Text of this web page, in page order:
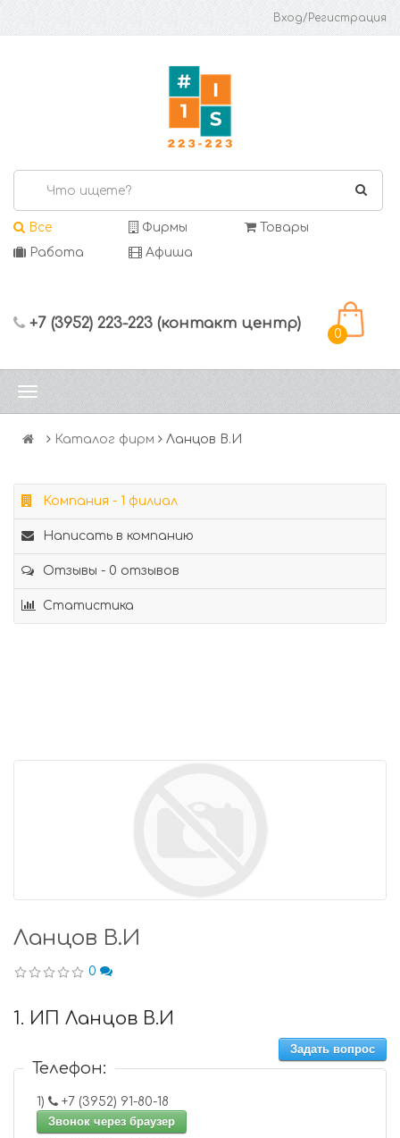
Вход/Регистрация
Все Фирмы
Товары
Работа
Афиша
+7 (3952) 223-223 (контакт центр)
0
Каталог фирм Ланцов В.И
Компания - 1 филиал
Написать в компанию
Отзывы - 0 отзывов
Статистика
Ланцов В.И
0
1. ИП Ланцов В.И
Задать вопрос
Телефон:
1)
+7 (3952) 91-80-18
Звонок через браузер